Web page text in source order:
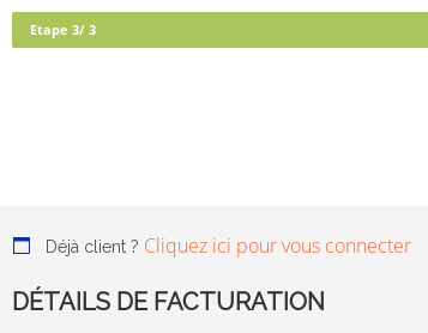
Etape 3/ 3
Déjà client ? Cliquez ici pour vous connecter
DÉTAILS DE FACTURATION